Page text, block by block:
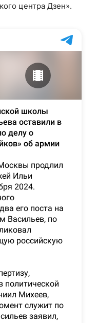
центра Дзен».